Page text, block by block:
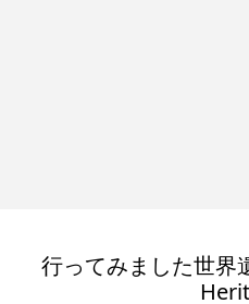
行ってみました世